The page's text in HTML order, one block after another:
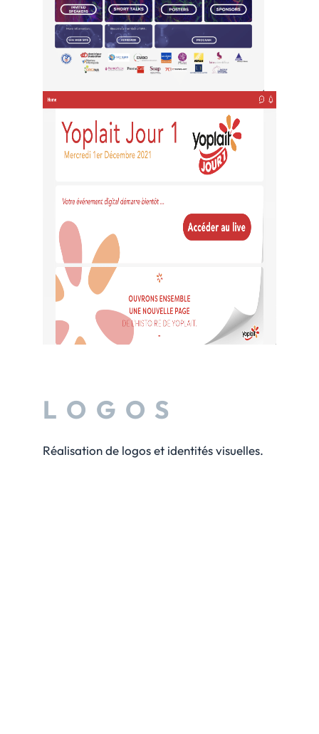
LOGOS
Réalisation de logos et identités visuelles.